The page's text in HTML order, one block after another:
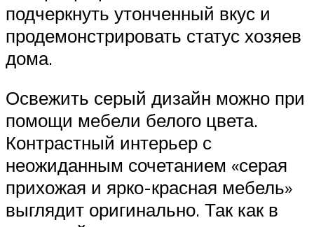
подчеркнуть утонченный вкус и
продемонстрировать статус хозяев
дома.
Освежить серый дизайн можно при
помощи мебели белого цвета.
Контрастный интерьер с
неожиданным сочетанием «серая
прихожая и ярко-красная мебель»
выглядит оригинально. Так как в